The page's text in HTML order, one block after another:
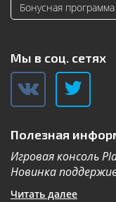
Бонусная программа
Мы в соц. сетях
Полезная
Игровая консоль
Новинка
Читать далее